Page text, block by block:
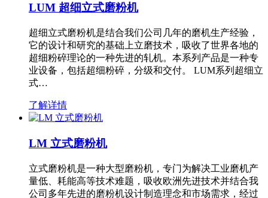
LUM 超细立式磨粉机
超细立式磨粉机是结合我们公司几年的磨机生产经验，
它的设计和研究的基础上立磨技术，吸收了世界各地的
超细粉碎理论的一种先进的轧机。本系列产品是一种专
业设备，包括超细粉碎，分级和交付。 LUM系列超细立
式…
了解详情
LM 立式磨粉机
立式磨粉机是一种大型磨粉机，专门为解决工业磨机产
量低、耗能高等技术难题，吸收欧洲先进技术并结合我
公司多年先进的磨粉机设计制造理念和市场需求，经过